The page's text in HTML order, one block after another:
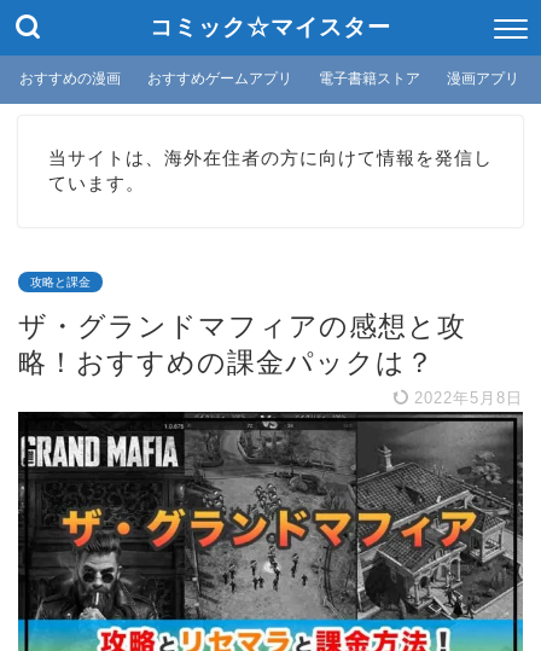
コミック☆マイスター
おすすめの漫画 おすすめゲームアプリ 電子書籍ストア 漫画アプリ
当サイトは、海外在住者の方に向けて情報を発信し
ています。
攻略と課金
ザ・グランドマフィアの感想と攻
略！おすすめの課金パックは？
2022年5月8日